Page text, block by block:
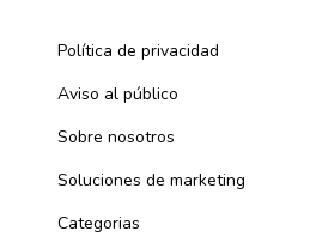
Política de privacidad
Aviso al público
Sobre nosotros
Soluciones de marketing
Categorias